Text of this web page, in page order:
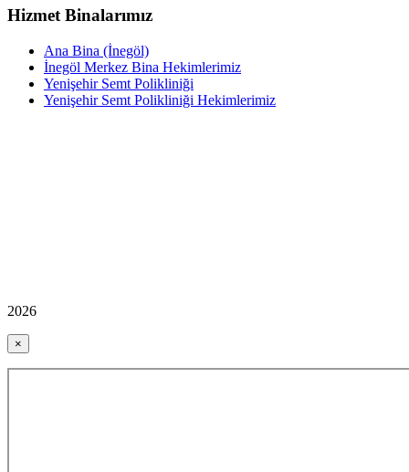
Hizmet Binalarımız
Ana Bina (İnegöl)
İnegöl Merkez Bina Hekimlerimiz
Yenişehir Semt Polikliniği
Yenişehir Semt Polikliniği Hekimlerimiz
2026
×